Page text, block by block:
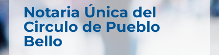
Notaria Única del
Circulo de Pueblo
Bello